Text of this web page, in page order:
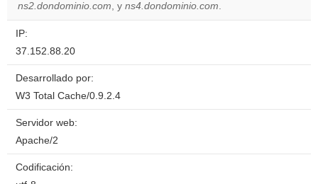
ns2.dondominio.com, y ns4.dondominio.com.
IP:
37.152.88.20
Desarrollado por:
W3 Total Cache/0.9.2.4
Servidor web:
Apache/2
Codificación: